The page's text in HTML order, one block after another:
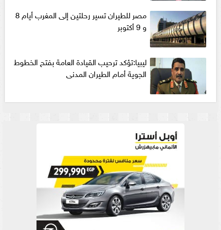
مصر للطيران تسير رحلتين إلى المغرب أيام 8
و 9 أكتوبر
ليبيا:تؤكد ترحيب القيادة العامة بفتح الخطوط
الجوية أمام الطيران المدنى